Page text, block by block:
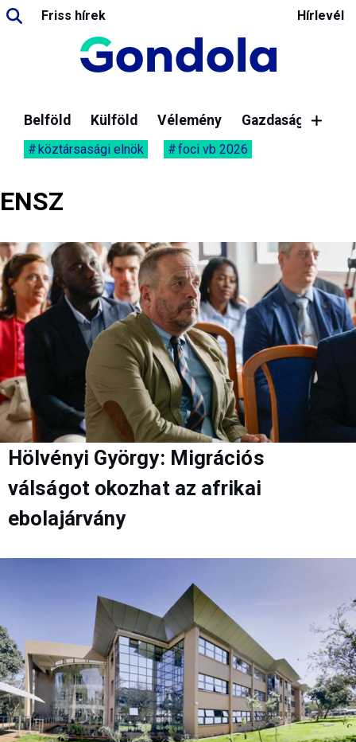
Friss hírek Hírlevél
Belföld Külföld Vélemény Gazdaság
köztársasági elnök foci vb 2026
ENSZ
Hölvényi György: Migrációs
válságot okozhat az afrikai
ebolajárvány